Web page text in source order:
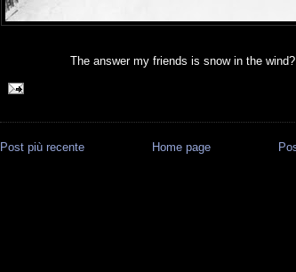
The answer my friends is snow in the wind?
Post più recente Home page